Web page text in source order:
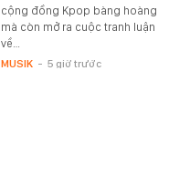
cộng đồng Kpop bàng hoàng
mà còn mở ra cuộc tranh luận
về…
MUSIK - 5 giờ trước